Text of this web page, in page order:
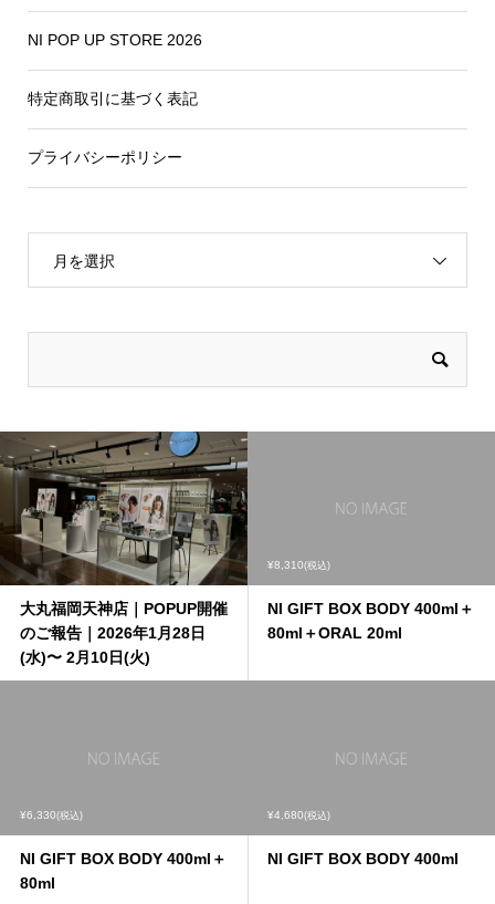
NI POP UP STORE 2026
特定商取引に基づく表記
プライバシーポリシー
月を選択
大丸福岡天神店｜POPUP開催
のご報告｜2026年1月28日
(水)〜 2月10日(火)
¥8,310(税込)
NI GIFT BOX BODY 400ml＋
80ml＋ORAL 20ml
¥6,330(税込)
NI GIFT BOX BODY 400ml＋
80ml
¥4,680(税込)
NI GIFT BOX BODY 400ml